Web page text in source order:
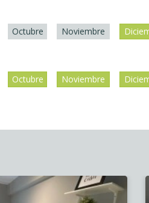
Octubre Noviembre
Octubre Noviembre